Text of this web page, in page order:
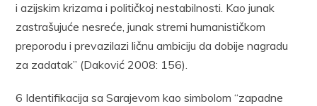
i azijskim krizama i političkoj nestabilnosti. Kao junak
zastrašujuće nesreće, junak stremi humanističkom
preporodu i prevazilazi ličnu ambiciju da dobije nagradu
za zadatak” (Daković 2008: 156).
6 Identifikacija sa Sarajevom kao simbolom “zapadne